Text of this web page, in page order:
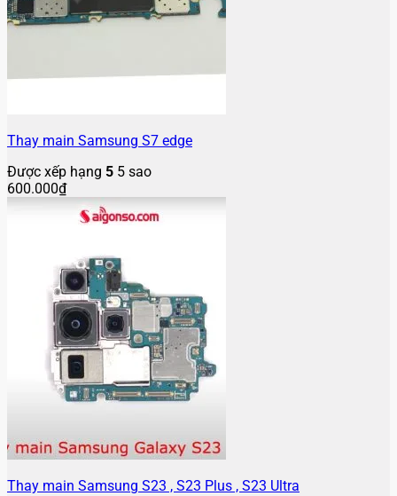
Thay main Samsung S7 edge
Được xếp hạng 5 5 sao
600.000₫
Thay main Samsung S23 , S23 Plus , S23 Ultra